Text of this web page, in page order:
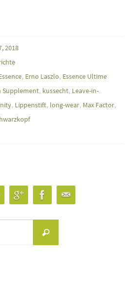
2018
, Erno Laszlo, Essence Ultime
Supplement, kussecht, Leave-in-
, Lippenstift, long-wear, Max Factor,
Suchen